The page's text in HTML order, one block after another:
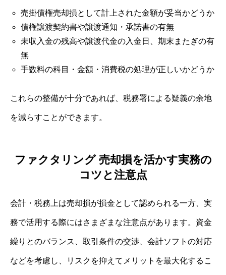
売掛債権売却損として計上された金額が妥当かどうか
債権譲渡契約書や譲渡通知・承諾書の有無
未収入金の残高や譲渡代金の入金日、期末またぎの有
無
手数料の科目・金額・消費税の処理が正しいかどうか
これらの整備が十分であれば、税務署による疑義の余地
を減らすことができます。
ファクタリング 売却損を活かす実務の
コツと注意点
会計・税務上は売却損が損金として認められる一方、実
務で活用する際にはさまざまな注意点があります。資金
繰りとのバランス、取引条件の交渉、会計ソフトの対応
などを考慮し、リスクを抑えてメリットを最大化するこ